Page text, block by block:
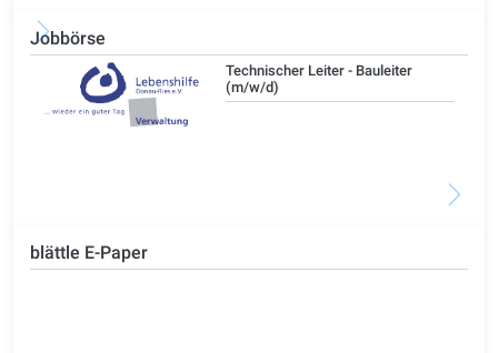
Jobbörse
Technischer Leiter - Bauleiter
(m/w/d)
blättle E-Paper